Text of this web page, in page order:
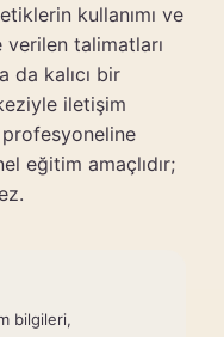
kullanımı ve
talimatları
da kalıcı bir
iletişim
profesyoneline
eğitim amaçlıdır;
bilgileri,